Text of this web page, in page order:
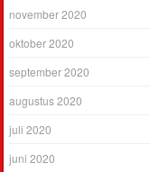
november 2020
oktober 2020
september 2020
augustus 2020
juli 2020
juni 2020